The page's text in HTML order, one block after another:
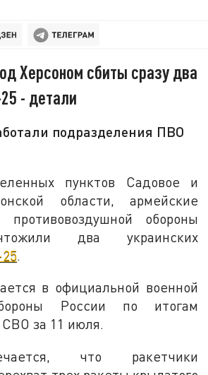
Херсоном сбиты сразу два
- детали
подразделения ПВО
пунктов Садовое и
области, армейские
противовоздушной обороны
два украинских
.
в официальной военной
России по итогам
за 11 июля.
что ракетчики